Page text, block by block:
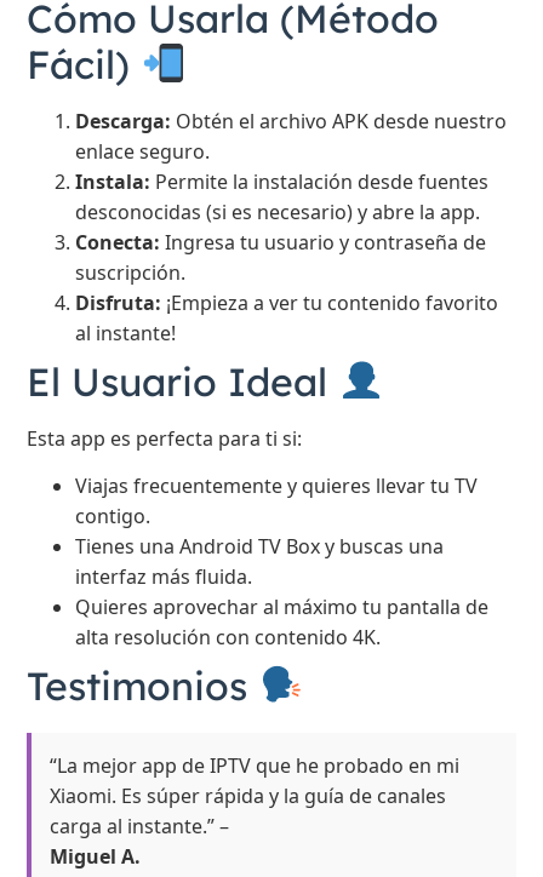
Cómo Usarla (Método
Fácil)
Descarga: Obtén el archivo APK desde nuestro
enlace seguro.
Instala: Permite la instalación desde fuentes
desconocidas (si es necesario) y abre la app.
Conecta: Ingresa tu usuario y contraseña de
suscripción.
Disfruta: ¡Empieza a ver tu contenido favorito
al instante!
El Usuario Ideal
Esta app es perfecta para ti si:
Viajas frecuentemente y quieres llevar tu TV
contigo.
Tienes una Android TV Box y buscas una
interfaz más fluida.
Quieres aprovechar al máximo tu pantalla de
alta resolución con contenido 4K.
Testimonios
“La mejor app de IPTV que he probado en mi
Xiaomi. Es súper rápida y la guía de canales
carga al instante.” –
Miguel A.